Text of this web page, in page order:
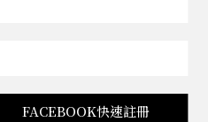
FACEBOOK快速註冊